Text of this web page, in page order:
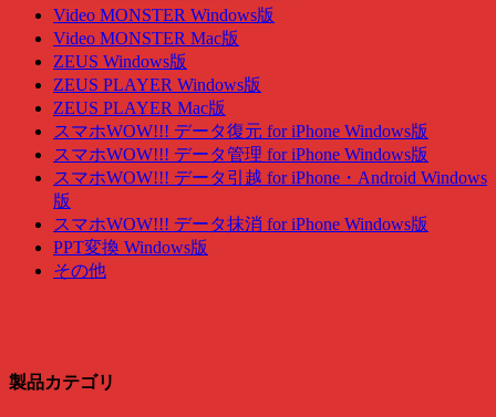
Video MONSTER Windows版
Video MONSTER Mac版
ZEUS Windows版
ZEUS PLAYER Windows版
ZEUS PLAYER Mac版
スマホWOW!!! データ復元 for iPhone Windows版
スマホWOW!!! データ管理 for iPhone Windows版
スマホWOW!!! データ引越 for iPhone・Android Windows
版
スマホWOW!!! データ抹消 for iPhone Windows版
PPT変換 Windows版
その他
製品カテゴリ